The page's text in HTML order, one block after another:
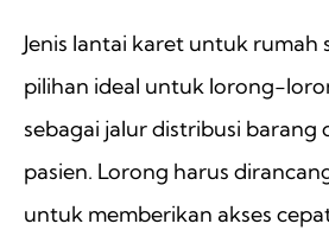
Jenis lantai karet untuk rumah
pilihan ideal untuk lorong-
sebagai jalur distribusi barang
pasien. Lorong harus
untuk memberikan akses